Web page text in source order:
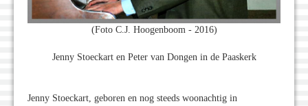
(Foto C.J. Hoogenboom - 2016)
Jenny Stoeckart en Peter van Dongen in de Paaskerk
Jenny Stoeckart, geboren en nog steeds woonachtig in